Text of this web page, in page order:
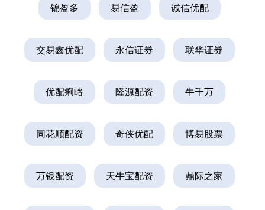
锦盈多 易信盈 诚信优配
交易鑫优配 永信证券 联华证券
优配痢略 隆源配资 牛千万
同花顺配资 奇侠优配 博易股票
万银配资 天牛宝配资 鼎际之家